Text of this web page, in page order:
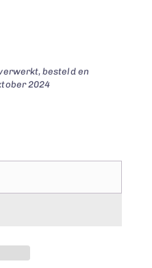
besteld en
2024